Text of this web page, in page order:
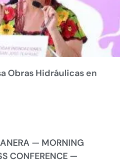
Obras Hidráulicas en
— MORNING
CONFERENCE —